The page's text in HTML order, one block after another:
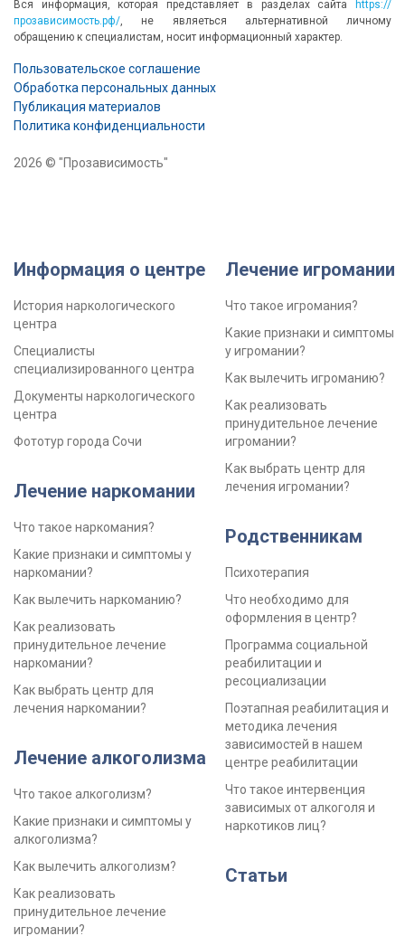
Вся информация, которая представляет в разделах сайта
https://
прозависимость.рф/ , не являеться альтернативной личному
обращению к специалистам, носит информационный характер.
Пользовательское соглашение
Обработка персональных данных
Публикация материалов
Политика конфиденциальности
2026 © "Прозависимость"
Информация о центре
История наркологического
центра
Специалисты
специализированного центра
Документы наркологического
центра
Фототур города Сочи
Лечение наркомании
Что такое наркомания?
Какие признаки и симптомы у
наркомании?
Как вылечить наркоманию?
Как реализовать
принудительное лечение
наркомании?
Как выбрать центр для
лечения наркомании?
Лечение алкоголизма
Что такое алкоголизм?
Какие признаки и симптомы у
алкоголизма?
Как вылечить алкоголизм?
Как реализовать
принудительное лечение
игромании?
Лечение игромании
Что такое игромания?
Какие признаки и симптомы
у игромании?
Как вылечить игроманию?
Как реализовать
принудительное лечение
игромании?
Как выбрать центр для
лечения игромании?
Родственникам
Психотерапия
Что необходимо для
оформления в центр?
Программа социальной
реабилитации и
ресоциализации
Поэтапная реабилитация и
методика лечения
зависимостей в нашем
центре реабилитации
Что такое интервенция
зависимых от алкоголя и
наркотиков лиц?
Статьи